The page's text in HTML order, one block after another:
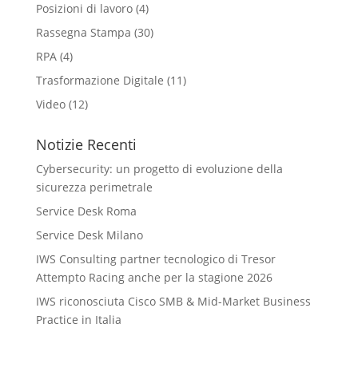
Posizioni di lavoro(4)
Rassegna Stampa (30)
RPA(4)
Trasformazione Digitale (11)
Video(12)
Notizie Recenti
Cybersecurity: un progetto di evoluzione della
sicurezza perimetrale
Service Desk Roma
Service Desk Milano
IWS Consulting partner tecnologico di Tresor
Attempto Racing anche per la stagione 2026
IWS riconosciuta Cisco SMB & Mid-Market Business
Practice in Italia